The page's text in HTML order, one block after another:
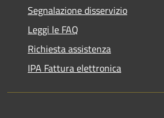
Segnalazione disservizio
Leggi le FAQ
Richiesta assistenza
IPA Fattura elettronica